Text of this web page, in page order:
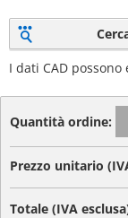
I dati CAD possono
Quantità ordine:
Prezzo unitario
Totale (IVA